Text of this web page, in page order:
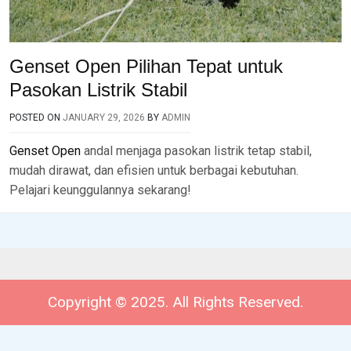
Genset Open Pilihan Tepat untuk
Pasokan Listrik Stabil
POSTED ON JANUARY 29, 2026 BY ADMIN
Genset Open andal menjaga pasokan listrik tetap stabil,
mudah dirawat, dan efisien untuk berbagai kebutuhan.
Pelajari keunggulannya sekarang!